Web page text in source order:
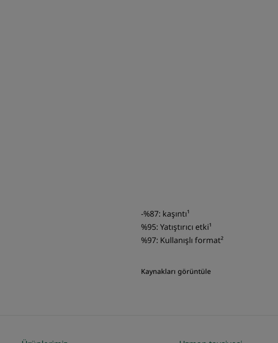
-%87: kaşıntı¹
%95: Yatıştırıcı etki¹
%97: Kullanışlı format²
Kaynakları görüntüle